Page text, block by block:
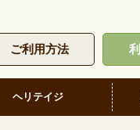
ご利用方法
ヘリテイジ